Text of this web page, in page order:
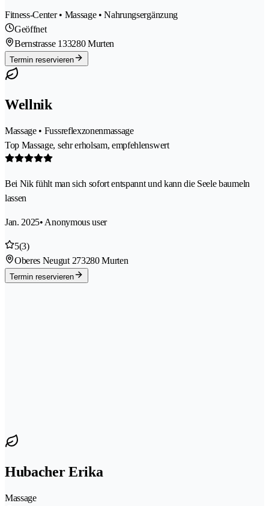
Fitness-Center • Massage • Nahrungsergänzung
Geöffnet
Bernstrasse 133280 Murten
Termin reservieren
Wellnik
Massage • Fussreflexzonenmassage
Top Massage, sehr erholsam, empfehlenswert
Bei Nik fühlt man sich sofort entspannt und kann die Seele baumeln
lassen
Jan. 2025• Anonymous user
5(3)
Oberes Neugut 273280 Murten
Termin reservieren
Hubacher Erika
Massage